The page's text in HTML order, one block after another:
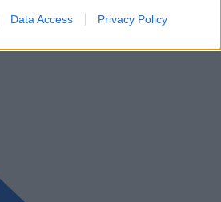
Data Access Privacy Policy